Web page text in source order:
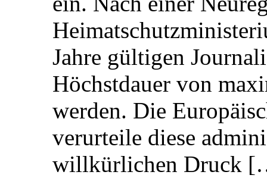
Jahre gültigen
Höchstdauer von
werden. Die
verurteile diese
willkürlichen Druck